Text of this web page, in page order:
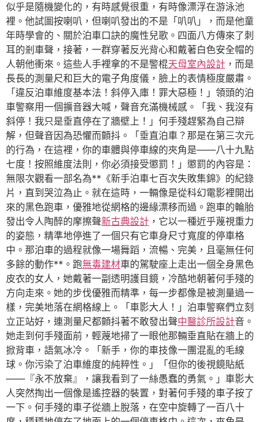
似乎是隨機變化的，有時感覺很重，有時像漂浮在游泳池
裡。他試圖按喇叭，但喇叭發出的不是「叭叭」，而是他童
年時學會的、關於泊車口訣的魔性兒歌。四面八方傳來了刺
耳的剎車聲，接著，一群穿著反光背心和戴著白色安全帽的
人朝他衝來。這些人手裡拿的不是警棍天母室內設計 ，而是
長長的測量尺和巨大的電子角度儀，臉上的表情極度嚴肅。
「違反泊車維度基本法！斜停入庫！罪大惡極！」領頭的泊
車警察用一個擴音器大喊，聲音充滿機械感。「我、我沒有
斜停！我只是垂直停在了牆壁上！」何手殘趕緊為自己辯
解，但聲音因為恐懼而顫抖。「垂直泊車？那是在第三次元
的行為，在這裡，你的車體與停車線的夾角是——八十九點
七度！按照維度法則，你必須接受懲罰！」懲罰的內容是：
無限次觀看一部名為**《新手泊車七百次失敗集錦》的紀錄
片，直到哭泣為止。就在這時，一輛像是從科幻電影裡開出
來的黑色跑車，優雅地從網格的邊緣漂移而過。跑車的輪胎
發出令人陶醉的摩擦聲新古典設計 ，它以一種近乎蔑視重力
的姿態，精準地停進了一個只有它車身尺寸寬度的停車格
中。那泊車的過程就像一場舞蹈，流暢、完美，且毫無任何
多餘的動作**。跑無毒建材車的駕駛座上走出一個全身黑色
皮衣的女人，她戴著一副透明護目鏡，冷酷地朝著何手殘的
方向走來。她的步伐優雅而精準，每一步都像是被測量過一
樣，完美地落在網格線上。「車影大人！」泊車警察們立刻
立正站好，連測量尺都顫抖著不敢發出聲中醫診所設計音。
她走到何手殘面前，輕蔑地掃了一眼他那輛垂直貼在牆上的
掀背車，語氣冰冷。「新手，你的車技像一團混亂的毛線
球。你污染了泊車維度的純粹性。」「但你的後視鏡貼紙
——『永不放棄』，讓我看到了一絲愚蠢的勇氣。」車影大
人突然掏出一個像是遙控器的裝置，對著何手殘的車子按了
一下。何手殘的車子從牆上脫落，在空中旋轉了一百八十